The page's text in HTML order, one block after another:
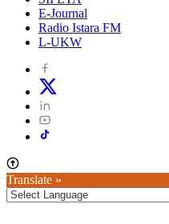
E-Journal
Radio Istara FM
L-UKW
Translate »